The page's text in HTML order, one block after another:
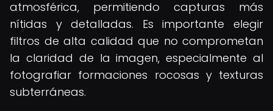
atmosférica, permitiendo capturas más
nítidas y detalladas. Es importante elegir
filtros de alta calidad que no comprometan
la claridad de la imagen, especialmente al
fotografiar formaciones rocosas y texturas
subterráneas.